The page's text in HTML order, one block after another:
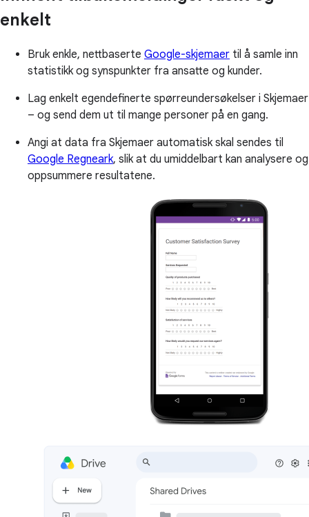
enkelt
Bruk enkle, nettbaserte Google-skjemaer til å samle inn
statistikk og synspunkter fra ansatte og kunder.
Lag enkelt egendefinerte spørreundersøkelser i Skjemaer
– og send dem ut til mange personer på en gang.
Angi at data fra Skjemaer automatisk skal sendes til
Google Regneark, slik at du umiddelbart kan analysere og
oppsummere resultatene.